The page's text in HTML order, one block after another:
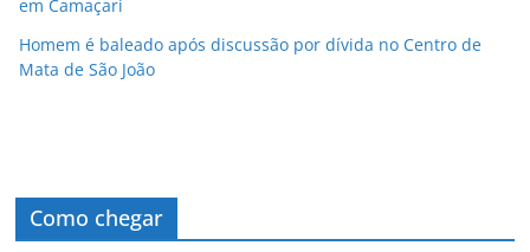
em Camaçari
Homem é baleado após discussão por dívida no Centro de
Mata de São João
Como chegar